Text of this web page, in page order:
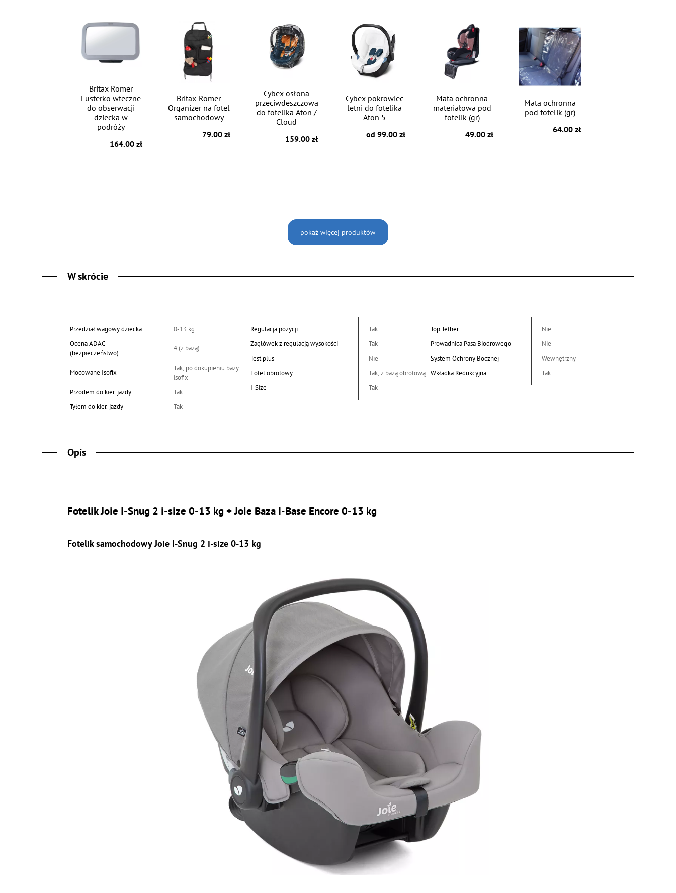
Britax Romer
Lusterko wteczne
do obserwacji
dziecka w
podróży
164.00 zł
Britax-Romer
Organizer na fotel
samochodowy
79.00 zł
Cybex osłona
przeciwdeszczowa
do fotelika Aton /
Cloud
159.00 zł
Cybex pokrowiec
letni do fotelika
Aton 5
od 99.00 zł
Mata ochronna
materiałowa pod
fotelik (gr)
49.00 zł
Mata ochronna
pod fotelik (gr)
64.00 zł
pokaż więcej produktów
W skrócie
Przedział wagowy dziecka
0-13 kg
Ocena ADAC
(bezpieczeństwo)
4 (z bazą)
Mocowane Isofix
Tak, po dokupieniu bazy
isofix
Przodem do kier. jazdy
Tak
Tyłem do kier. jazdy
Tak
Regulacja pozycji
Tak
Zagłówek z regulacją wysokości
Tak
Test plus
Nie
Fotel obrotowy
Tak, z bazą obrotową
I-Size
Tak
Top Tether
Nie
Prowadnica Pasa Biodrowego
Nie
System Ochrony Bocznej
Wewnętrzny
Wkładka Redukcyjna
Tak
Opis
Fotelik Joie I-Snug 2 i-size 0-13 kg + Joie Baza I-Base Encore 0-13 kg
Fotelik samochodowy Joie I-Snug 2 i-size 0-13 kg